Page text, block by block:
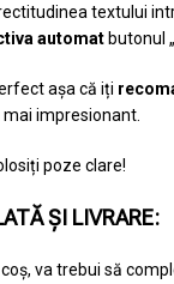
textului
automat butonul „
așa că iți
impresionant.
poze clare!
ȘI LIVRARE:
va trebui să